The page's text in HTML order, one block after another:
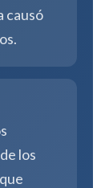
causó
los